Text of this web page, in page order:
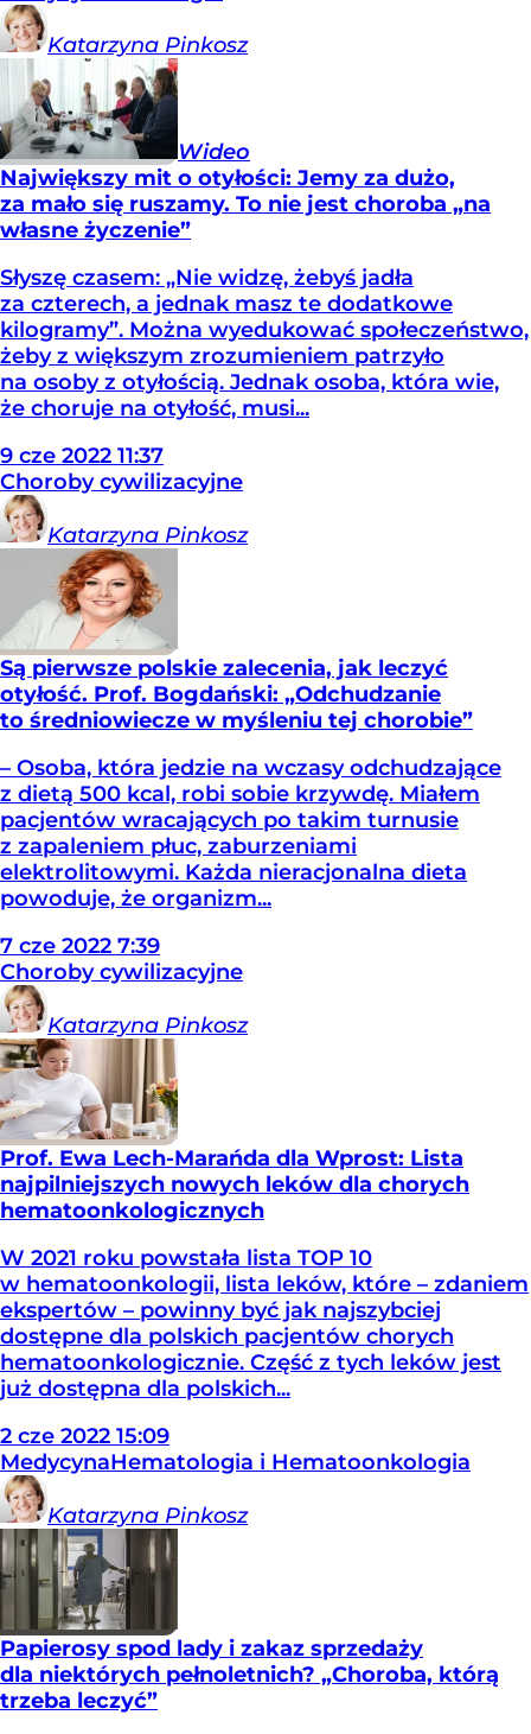
Katarzyna Pinkosz
Wideo
Największy mit o otyłości: Jemy za dużo,
za mało się ruszamy. To nie jest choroba „na
własne życzenie”
Słyszę czasem: „Nie widzę, żebyś jadła
za czterech, a jednak masz te dodatkowe
kilogramy”. Można wyedukować społeczeństwo,
żeby z większym zrozumieniem patrzyło
na osoby z otyłością. Jednak osoba, która wie,
że choruje na otyłość, musi...
9 cze 2022 11:37
Choroby cywilizacyjne
Katarzyna Pinkosz
Są pierwsze polskie zalecenia, jak leczyć
otyłość. Prof. Bogdański: „Odchudzanie
to średniowiecze w myśleniu tej chorobie”
– Osoba, która jedzie na wczasy odchudzające
z dietą 500 kcal, robi sobie krzywdę. Miałem
pacjentów wracających po takim turnusie
z zapaleniem płuc, zaburzeniami
elektrolitowymi. Każda nieracjonalna dieta
powoduje, że organizm...
7 cze 2022 7:39
Choroby cywilizacyjne
Katarzyna Pinkosz
Prof. Ewa Lech-Marańda dla Wprost: Lista
najpilniejszych nowych leków dla chorych
hematoonkologicznych
W 2021 roku powstała lista TOP 10
w hematoonkologii, lista leków, które – zdaniem
ekspertów – powinny być jak najszybciej
dostępne dla polskich pacjentów chorych
hematoonkologicznie. Część z tych leków jest
już dostępna dla polskich...
2 cze 2022 15:09
MedycynaHematologia i Hematoonkologia
Katarzyna Pinkosz
Papierosy spod lady i zakaz sprzedaży
dla niektórych pełnoletnich? „Choroba, którą
trzeba leczyć”